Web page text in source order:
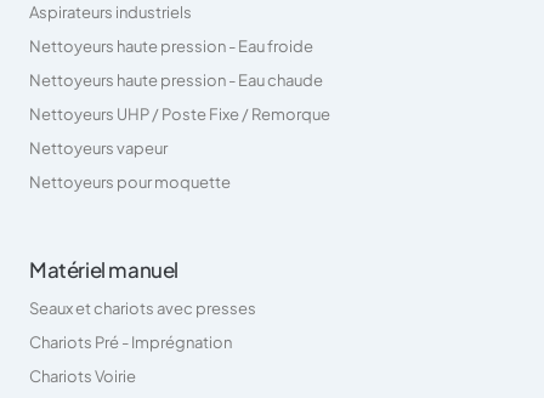
Aspirateurs industriels
Nettoyeurs haute pression - Eau froide
Nettoyeurs haute pression - Eau chaude
Nettoyeurs UHP / Poste Fixe / Remorque
Nettoyeurs vapeur
Nettoyeurs pour moquette
Matériel manuel
Seaux et chariots avec presses
Chariots Pré - Imprégnation
Chariots Voirie